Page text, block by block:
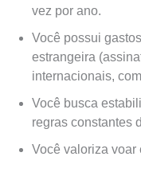
vez por ano.
Você possui
estrangeira
internacionais,
Você busca
regras constantes
Você valoriza voar